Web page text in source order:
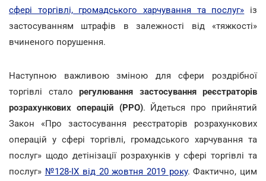
сфері торгівлі, громадського харчування та послуг» із
застосуванням штрафів в залежності від «тяжкості»
вчиненого порушення.
Наступною важливою зміною для сфери роздрібної
торгівлі стало регулювання застосування реєстраторів
розрахункових операцій (РРО). Йдеться про прийнятий
Закон «Про застосування реєстраторів розрахункових
операцій у сфері торгівлі, громадського харчування та
послуг» щодо детінізації розрахунків у сфері торгівлі та
послуг» №128-IX від 20 жовтня 2019 року. Фактично, цим